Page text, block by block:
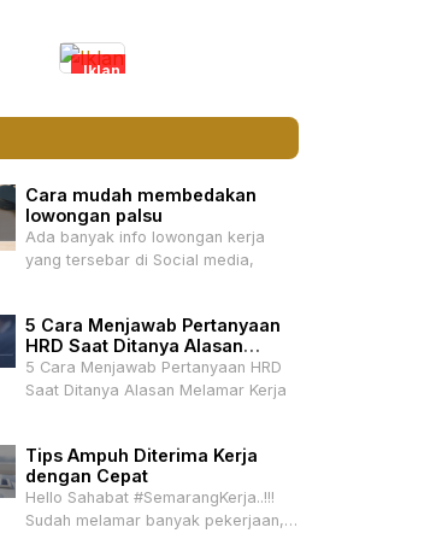
Iklan
Cara mudah membedakan
lowongan palsu
Ada banyak info lowongan kerja
yang tersebar di Social media,
5 Cara Menjawab Pertanyaan
HRD Saat Ditanya Alasan
Melamar Kerja
5 Cara Menjawab Pertanyaan HRD
Saat Ditanya Alasan Melamar Kerja
Tips Ampuh Diterima Kerja
dengan Cepat
Hello Sahabat #SemarangKerja..!!!
Sudah melamar banyak pekerjaan,